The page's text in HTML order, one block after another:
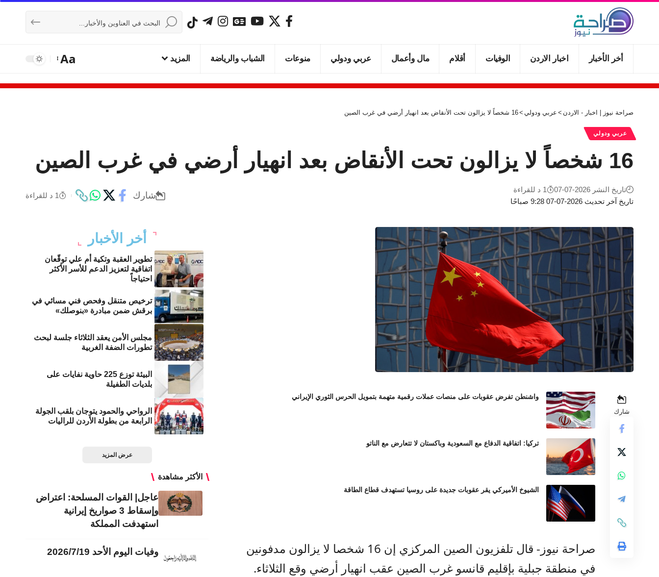
أخر الأخبار اخبار الاردن الوفيات أقلام مال وأعمال عربي ودولي منوعات الشباب والرياضة المزيد Aa
صراحة نيوز | اخبار - الاردن > عربي ودولي >16 شخصاً لا يزالون تحت الأنقاض بعد انهيار أرضي في غرب الصين
عربي ودولي
16 شخصاً لا يزالون تحت الأنقاض بعد انهيار أرضي في غرب الصين
تاريخ آخر تحديث 2026-07-07 9:28 صباحًا
تاريخ النشر 2026-07-07 1 د للقراءة
شارك 1 د للقراءة
شارك
واشنطن تفرض عقوبات على منصات عملات رقمية متهمة بتمويل الحرس الثوري الإيراني
تركيا: اتفاقية الدفاع مع السعودية وباكستان لا تتعارض مع الناتو
الشيوخ الأميركي يقر عقوبات جديدة على روسيا تستهدف قطاع الطاقة
صراحة نيوز- قال تلفزيون الصين المركزي إن 16 شخصا لا يزالون مدفونين
في منطقة جبلية بإقليم قانسو غرب الصين عقب انهيار أرضي وقع الثلاثاء.
أخر الأخبار
تطوير العقبة وتكية أم علي توقّعان
اتفاقية لتعزيز الدعم للأسر الأكثر
احتياجاً
ترخيص متنقل وفحص فني مسائي في
برقش ضمن مبادرة «بنوصلك»
مجلس الأمن يعقد الثلاثاء جلسة لبحث
تطورات الضفة الغربية
البيئة توزع 225 حاوية نفايات على
بلديات الطفيلة
الرواحي والحمود يتوجان بلقب الجولة
الرابعة من بطولة الأردن للراليات
عرض المزيد
الأكثر مشاهدة
عاجل| القوات المسلحة: اعتراض
وإسقاط 3 صواريخ إيرانية
استهدفت المملكة
وفيات اليوم الأحد 2026/7/19